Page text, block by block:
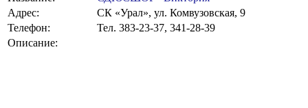
Адрес:
СК «Урал», ул. Комвузовская, 9
Телефон:
Тел. 383-23-37, 341-28-39
Описание: